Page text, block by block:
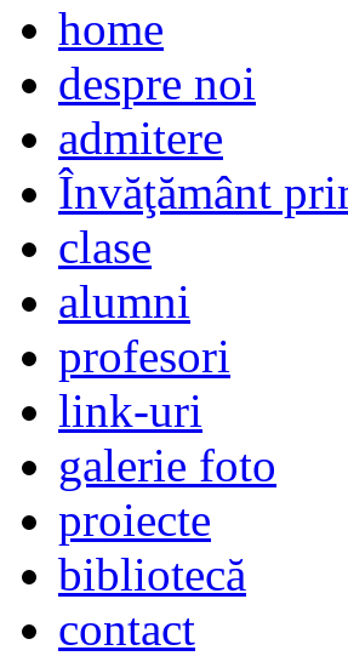
home
despre noi
admitere
Învăţământ
clase
alumni
profesori
link-uri
galerie foto
proiecte
bibliotecă
contact